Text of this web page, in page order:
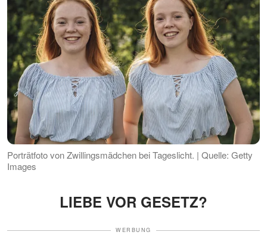
Porträtfoto von Zwillingsmädchen bei Tageslicht. | Quelle: Getty
Images
LIEBE VOR GESETZ?
WERBUNG